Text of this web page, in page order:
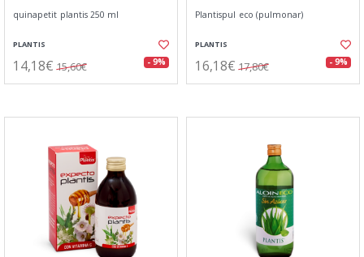
quinapetit plantis 250 ml
PLANTIS
14,18€ 15,60€ - 9%
Plantispul eco (pulmonar)
PLANTIS
16,18€ 17,80€ - 9%